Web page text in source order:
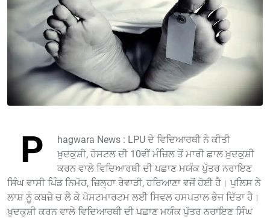
P
hagwara News : LPU ਦੇ ਵਿਦਿਆਰਥੀ ਨੇ ਕੀਤੀ
ਖ਼ੁਦਕੁਸ਼ੀ, ਹੋਸਟਲ ਦੀ 10ਵੀਂ ਮੰਜ਼ਿਲ ਤੋਂ ਮਾਰੀ ਛਾਲ ਖ਼ੁਦਕੁਸ਼ੀ
ਕਰਨ ਵਾਲੇ ਵਿਦਿਆਰਥੀ ਦੀ ਪਛਾਣ ਮਯੰਕ ਪੁੱਤਰ ਨਰਾਇਣ
ਸਿੰਘ ਵਾਸੀ ਪਿੰਡ ਨਿਮੋਹ, ਜ਼ਿਲ੍ਹਾ ਰੇਵਾੜੀ, ਹਰਿਆਣਾ ਵਜੋਂ ਹੋਈ ਹੈ। ਪੁਲਿਸ ਨੇ
ਲਾਸ਼ ਨੂੰ ਕਬਜ਼ੇ ਚ ਲੈ ਕੇ ਪੋਸਟਮਾਰਟਮ ਲਈ ਸਿਵਲ ਹਸਪਤਾਲ ਭੇਜ ਦਿੱਤਾ ਹੈ।
ਖ਼ੁਦਕੁਸ਼ੀ ਕਰਨ ਵਾਲੇ ਵਿਦਿਆਰਥੀ ਦੀ ਪਛਾਣ ਮਯੰਕ ਪੁੱਤਰ ਨਰਾਇਣ ਸਿੰਘ